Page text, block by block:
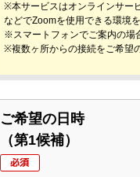
※本サービスはオンラインサー
などでZoomを使用できる環境
※スマートフォンでご案内の場
※複数ヶ所からの接続をご希望
ご希望の日時
（第1候補）